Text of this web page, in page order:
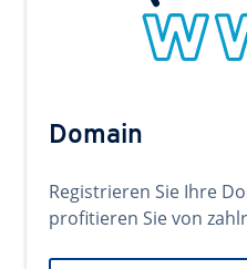
Domain
Registrieren Sie Ihre
profitieren Sie von